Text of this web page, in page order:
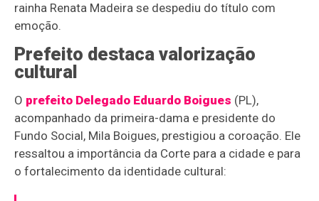
rainha Renata Madeira se despediu do título com
emoção.
Prefeito destaca valorização
cultural
O prefeito Delegado Eduardo Boigues (PL),
acompanhado da primeira-dama e presidente do
Fundo Social, Mila Boigues, prestigiou a coroação. Ele
ressaltou a importância da Corte para a cidade e para
o fortalecimento da identidade cultural: